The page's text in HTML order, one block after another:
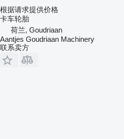
根据请求提供价格
卡车轮胎
荷兰, Goudriaan
Aantjes Goudriaan Machinery
联系卖方